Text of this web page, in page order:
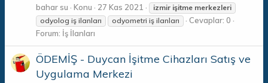
bahar su
Konu 27 Kas 2021 izmir işitme merkezleri
odyolog iş ilanları
odyometri iş ilanları
Cevaplar: 0
Forum: İş İlanları
ÖDEMİŞ - Duycan İşitme Cihazları Satış ve
Uygulama Merkezi